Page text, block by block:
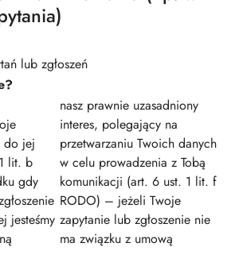
lub zgłoszeń
do jej
lit. b
gdy
jesteśmy
nasz prawnie uzasadniony
interes, polegający na
przetwarzaniu Twoich danych
w celu prowadzenia z Tobą
komunikacji (art. 6 ust. 1 lit. f
RODO) – jeżeli Twoje
zapytanie lub zgłoszenie nie
ma związku z umową